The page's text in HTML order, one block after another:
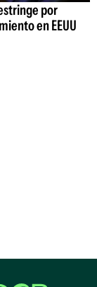
por
en EEUU